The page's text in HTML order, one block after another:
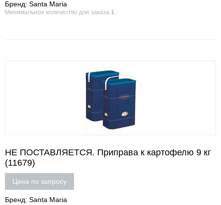
Бренд: Santa Maria
Минимальное количество для заказа 1.
НЕ ПОСТАВЛЯЕТСЯ. Приправа к картофелю 9 кг
(11679)
Цена по запросу
Бренд: Santa Maria